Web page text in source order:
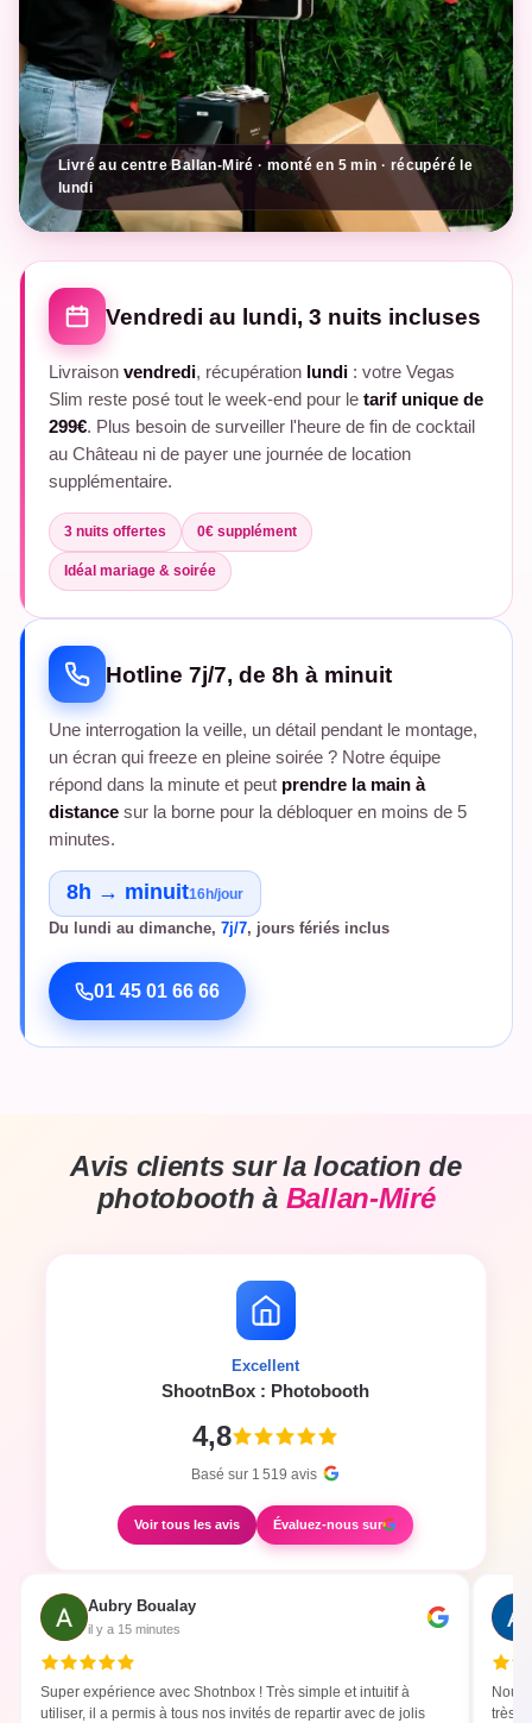
Livré au centre Ballan-Miré · monté en 5 min · récupéré le
lundi
Vendredi au lundi, 3 nuits incluses
Livraison vendredi, récupération lundi : votre Vegas
Slim reste posé tout le week-end pour le tarif unique de
299€. Plus besoin de surveiller l'heure de fin de cocktail
au Château ni de payer une journée de location
supplémentaire.
3 nuits offertes 0€ supplément
Idéal mariage & soirée
Hotline 7j/7, de 8h à minuit
Une interrogation la veille, un détail pendant le montage,
un écran qui freeze en pleine soirée ? Notre équipe
répond dans la minute et peut prendre la main à
distance sur la borne pour la débloquer en moins de 5
minutes.
8h → minuit16h/jour
Du lundi au dimanche, 7j/7, jours fériés inclus
01 45 01 66 66
Avis clients sur la location de
photobooth à Ballan-Miré
Excellent
ShootnBox : Photobooth
4,8
Basé sur 1 519 avis
Voir tous les avis Évaluez-nous sur
Aubry Boualay
il y a 15 minutes
Super expérience avec Shotnbox ! Très simple et intuitif à
utiliser, il a permis à tous nos invités de repartir avec de jolis
Nous
très